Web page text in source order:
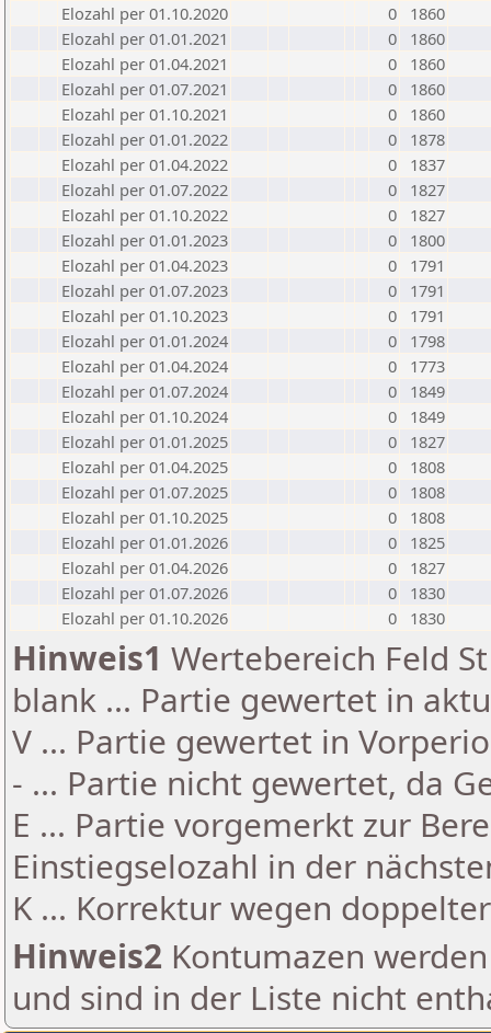
Elozahl per 01.10.2020
0
1860
Elozahl per 01.01.2021
0
1860
Elozahl per 01.04.2021
0
1860
Elozahl per 01.07.2021
0
1860
Elozahl per 01.10.2021
0
1860
Elozahl per 01.01.2022
0
1878
Elozahl per 01.04.2022
0
1837
Elozahl per 01.07.2022
0
1827
Elozahl per 01.10.2022
0
1827
Elozahl per 01.01.2023
0
1800
Elozahl per 01.04.2023
0
1791
Elozahl per 01.07.2023
0
1791
Elozahl per 01.10.2023
0
1791
Elozahl per 01.01.2024
0
1798
Elozahl per 01.04.2024
0
1773
Elozahl per 01.07.2024
0
1849
Elozahl per 01.10.2024
0
1849
Elozahl per 01.01.2025
0
1827
Elozahl per 01.04.2025
0
1808
Elozahl per 01.07.2025
0
1808
Elozahl per 01.10.2025
0
1808
Elozahl per 01.01.2026
0
1825
Elozahl per 01.04.2026
0
1827
Elozahl per 01.07.2026
0
1830
Elozahl per 01.10.2026
0 1830
Hinweis1 Wertebereich Feld
blank ... Partie gewertet in
V ... Partie gewertet in
- ... Partie nicht gewertet, da
E ... Partie vorgemerkt zur
Einstiegselozahl in der
K ... Korrektur wegen
Hinweis2 Kontumazen
und sind in der Liste nicht